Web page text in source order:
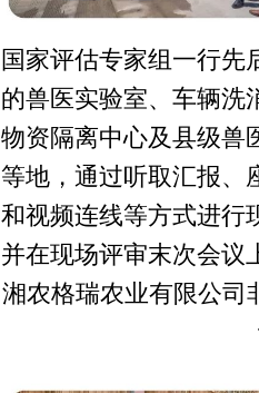
国家评估专家组一行先
的兽医实验室、车辆洗
物资隔离中心及县级兽
等地，通过听取汇报、
和视频连线等方式进行
并在现场评审末次会议
湘农格瑞农业有限公司